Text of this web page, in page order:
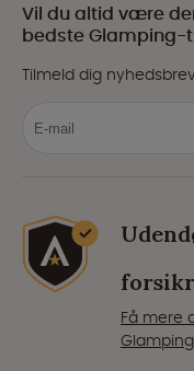
Vil du altid være
bedste Glamping-
Tilmeld dig
Få mere